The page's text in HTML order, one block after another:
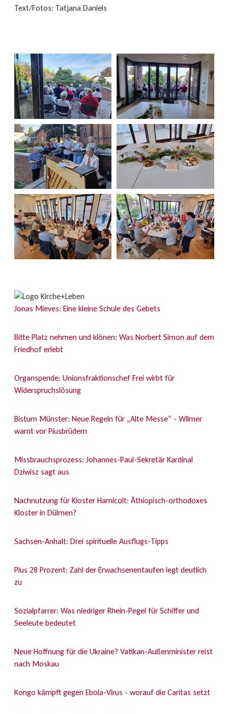
Text/Fotos: Tatjana Daniels
Jonas Mieves: Eine kleine Schule des Gebets
Bitte Platz nehmen und klönen: Was Norbert Simon auf dem
Friedhof erlebt
Organspende: Unionsfraktionschef Frei wirbt für
Widerspruchslösung
Bistum Münster: Neue Regeln für „Alte Messe“ - Wilmer
warnt vor Piusbrüdern
Missbrauchsprozess: Johannes-Paul-Sekretär Kardinal
Dziwisz sagt aus
Nachnutzung für Kloster Hamicolt: Äthiopisch-orthodoxes
Kloster in Dülmen?
Sachsen-Anhalt: Drei spirituelle Ausflugs-Tipps
Plus 28 Prozent: Zahl der Erwachsenentaufen legt deutlich
zu
Sozialpfarrer: Was niedriger Rhein-Pegel für Schiffer und
Seeleute bedeutet
Neue Hoffnung für die Ukraine? Vatikan-Außenminister reist
nach Moskau
Kongo kämpft gegen Ebola-Virus - worauf die Caritas setzt